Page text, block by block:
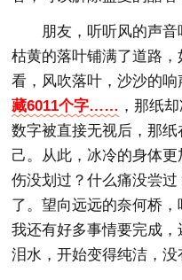
朋友，听听风的声音
枯黄的落叶铺满了道路，
看，风吹落叶，沙沙的
藏6011个字…… ，那纸
数字被直接无视后，那
己。从此，冰冷的身体
伤没划过？什么痛没尝
了。望向远远的奈何桥，
我还有好多事情要完成
泪水，开始变得纯洁，没